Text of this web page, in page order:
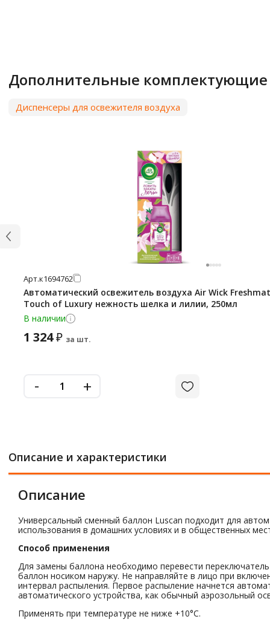
Дополнительные комплектующие
Диспенсеры для освежителя воздуха
Арт.к1694762
Автоматический освежитель воздуха Air Wick
Touch of Luxury нежность шелка и лилии, 250мл
В наличии
1 324₽ за шт.
- +
Описание и характеристики
Описание
Универсальный сменный баллон Luscan подходит для
использования в домашних условиях и в общественных
Способ применения
Для замены баллона необходимо перевести
баллон носиком наружу. Не направляйте в лицо при
интервал распыления. Первое распыление начнется
автоматического устройства, как обычный аэрозольный
Применять при температуре не ниже +10°C.